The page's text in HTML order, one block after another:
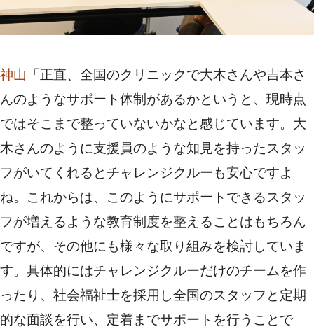
神山 「正直、全国のクリニックで大木さんや吉本さ
んのようなサポート体制があるかというと、現時点
ではそこまで整っていないかなと感じています。大
木さんのように支援員のような知見を持ったスタッ
フがいてくれるとチャレンジクルーも安心ですよ
ね。これからは、このようにサポートできるスタッ
フが増えるような教育制度を整えることはもちろん
ですが、その他にも様々な取り組みを検討していま
す。具体的にはチャレンジクルーだけのチームを作
ったり、社会福祉士を採用し全国のスタッフと定期
的な面談を行い、定着までサポートを行うことで